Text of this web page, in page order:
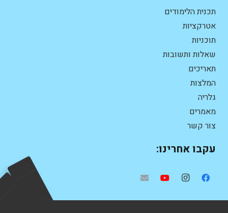
תכנית הלימודים
אטרקציות
תוכניות
שאלות ותשובות
תאריכים
המלצות
גלריה
מאמרים
צור קשר
עקבו אחרינו: